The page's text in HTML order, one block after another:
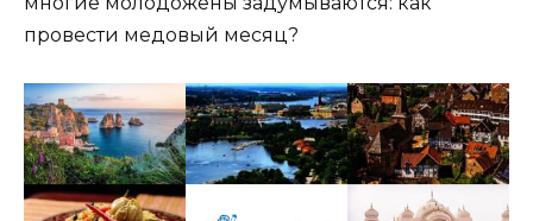
провести медовый месяц?